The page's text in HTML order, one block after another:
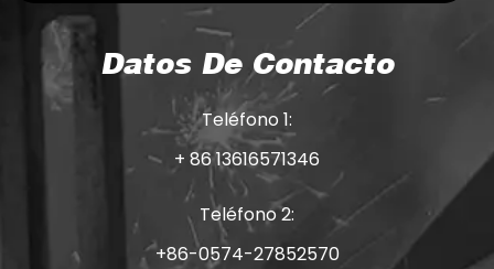
Datos De Contacto
Teléfono 1:
+ 86 13616571346
Teléfono 2:
+86-0574-27852570